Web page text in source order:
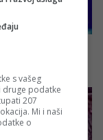
s vašeg
druge podatke
207
Mi i naši
o